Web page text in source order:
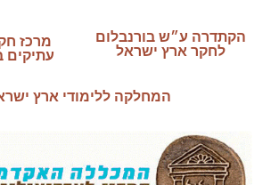
הקתדרה ע״ש בורנבלום
לחקר ארץ ישראל
מרכז
עתיקים
המחלקה ללימודי ארץ